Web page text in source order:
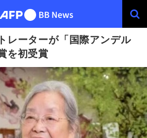
レーターが「国際アンデル
を初受賞